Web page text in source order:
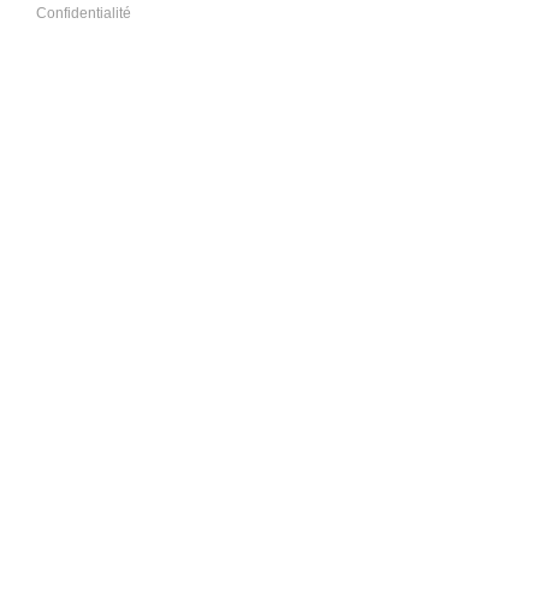
Confidentialité